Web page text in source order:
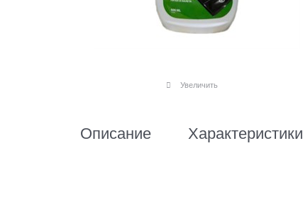
Увеличить
Описание Характеристики